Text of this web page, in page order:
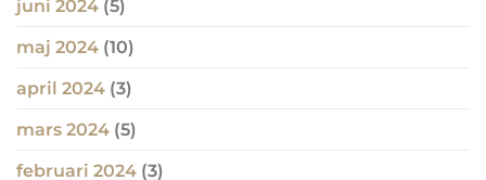
juni 2024 (5)
maj 2024 (10)
april 2024 (3)
mars 2024 (5)
februari 2024 (3)